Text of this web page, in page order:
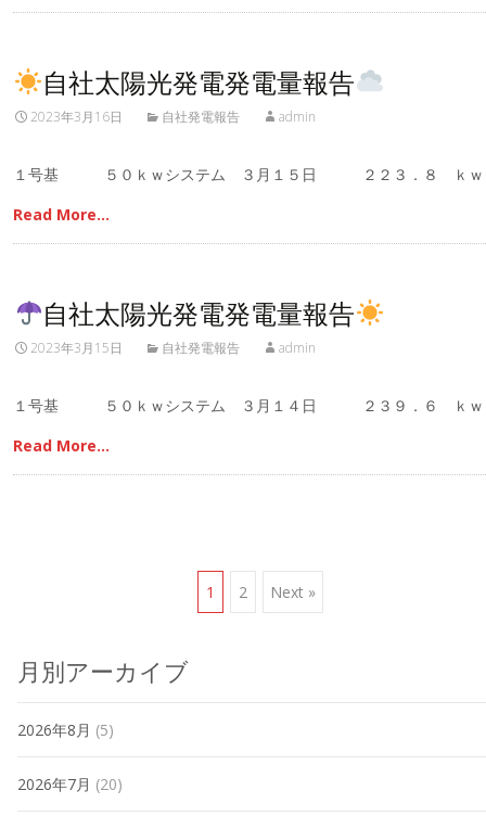
自社太陽光発電発電量報告
2023年3月16日 自社発電報告 admin
１号基 ５０ｋｗシステム ３月１５日 ２２３．８ ｋｗ
Read More…
自社太陽光発電発電量報告
2023年3月15日 自社発電報告 admin
１号基 ５０ｋｗシステム ３月１４日 ２３９．６ ｋｗ
Read More…
navigation
1 2 Next »
月別アーカイブ
2026年8月 (5)
2026年7月 (20)